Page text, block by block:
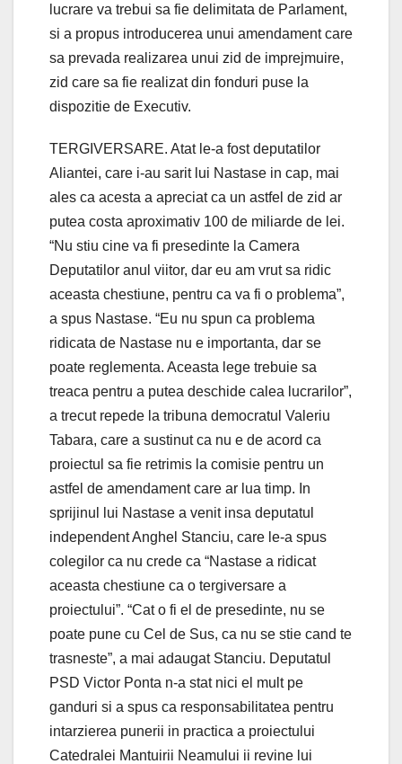
lucrare va trebui sa fie delimitata de Parlament,
si a propus introducerea unui amendament care
sa prevada realizarea unui zid de imprejmuire,
zid care sa fie realizat din fonduri puse la
dispozitie de Executiv.
TERGIVERSARE. Atat le-a fost deputatilor
Aliantei, care i-au sarit lui Nastase in cap, mai
ales ca acesta a apreciat ca un astfel de zid ar
putea costa aproximativ 100 de miliarde de lei.
“Nu stiu cine va fi presedinte la Camera
Deputatilor anul viitor, dar eu am vrut sa ridic
aceasta chestiune, pentru ca va fi o problema”,
a spus Nastase. “Eu nu spun ca problema
ridicata de Nastase nu e importanta, dar se
poate reglementa. Aceasta lege trebuie sa
treaca pentru a putea deschide calea lucrarilor”,
a trecut repede la tribuna democratul Valeriu
Tabara, care a sustinut ca nu e de acord ca
proiectul sa fie retrimis la comisie pentru un
astfel de amendament care ar lua timp. In
sprijinul lui Nastase a venit insa deputatul
independent Anghel Stanciu, care le-a spus
colegilor ca nu crede ca “Nastase a ridicat
aceasta chestiune ca o tergiversare a
proiectului”. “Cat o fi el de presedinte, nu se
poate pune cu Cel de Sus, ca nu se stie cand te
trasneste”, a mai adaugat Stanciu. Deputatul
PSD Victor Ponta n-a stat nici el mult pe
ganduri si a spus ca responsabilitatea pentru
intarzierea punerii in practica a proiectului
Catedralei Mantuirii Neamului ii revine lui